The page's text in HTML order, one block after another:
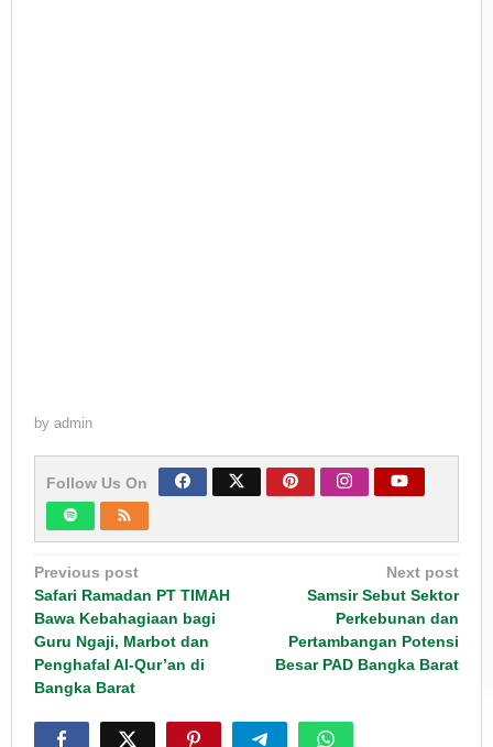
by admin
Follow Us On
Post
navigation
Previous post
Safari Ramadan PT TIMAH
Bawa Kebahagiaan bagi
Guru Ngaji, Marbot dan
Penghafal Al-Qur’an di
Bangka Barat
Next post
Samsir Sebut Sektor
Perkebunan dan
Pertambangan Potensi
Besar PAD Bangka Barat